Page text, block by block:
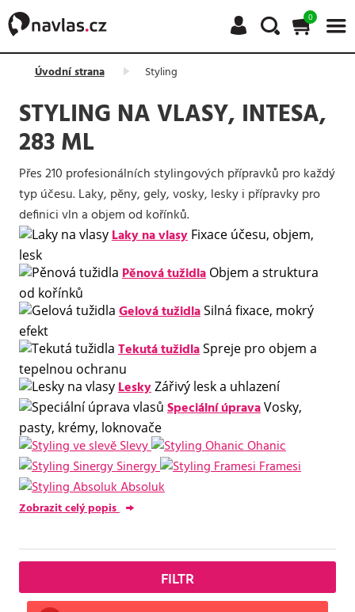
0
Úvodní strana Styling
STYLING NA VLASY, INTESA,
283 ML
Přes 210 profesionálních stylingových přípravků pro každý
typ účesu. Laky, pěny, gely, vosky, lesky i přípravky pro
definici vln a objem od kořínků.
Laky na vlasy Fixace účesu, objem,
lesk
Pěnová tužidla Objem a struktura
od kořínků
Gelová tužidlaSilná fixace, mokrý
efekt
Tekutá tužidlaSpreje pro objem a
tepelnou ochranu
LeskyZářivý lesk a uhlazení
Speciální úpravaVosky,
pasty, krémy, loknovače
Slevy
Ohanic
Sinergy
Framesi
Absoluk
Zobrazit celý popis
FILTR